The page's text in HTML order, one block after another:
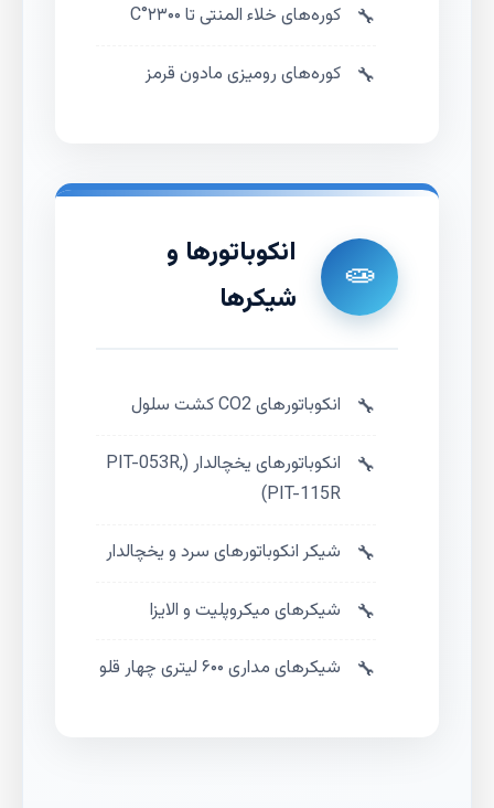
کوره‌های خلاء المنتی تا ۲۳۰۰°C
کوره‌های رومیزی مادون قرمز
🧫
انکوباتورها و
شیکرها
انکوباتورهای CO2 کشت سلول
انکوباتورهای یخچالدار (PIT-053R,
PIT-115R)
شیکر انکوباتورهای سرد و یخچالدار
شیکرهای میکروپلیت و الایزا
شیکرهای مداری ۶۰۰ لیتری چهار قلو